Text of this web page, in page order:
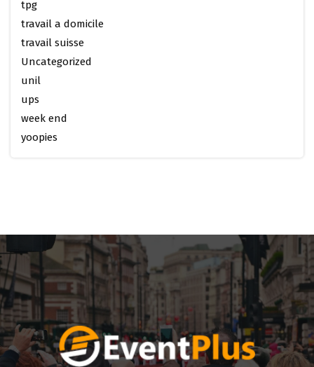
tpg
travail a domicile
travail suisse
Uncategorized
unil
ups
week end
yoopies